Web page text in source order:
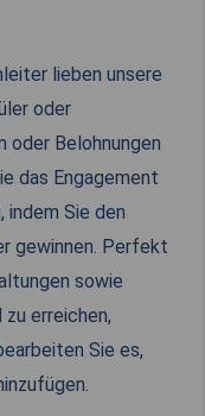
lieben unsere
oder
oder Belohnungen
das Engagement
indem Sie den
gewinnen. Perfekt
sowie
erreichen,
Sie es,